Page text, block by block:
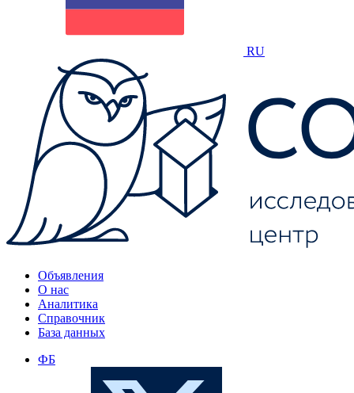
RU
Объявления
О нас
Аналитика
Справочник
База данных
ФБ